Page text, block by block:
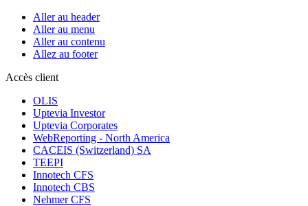
Aller au header
Aller au menu
Aller au contenu
Allez au footer
Accès client
OLIS
Uptevia Investor
Uptevia Corporates
WebReporting - North America
CACEIS (Switzerland) SA
TEEPI
Innotech CFS
Innotech CBS
Nehmer CFS